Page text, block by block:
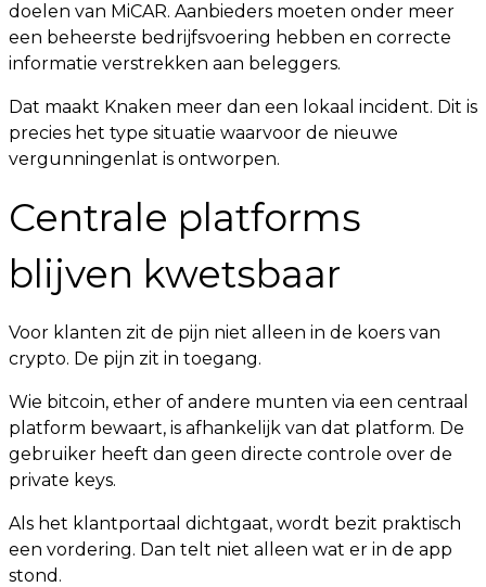
doelen van MiCAR. Aanbieders moeten onder meer
een beheerste bedrijfsvoering hebben en correcte
informatie verstrekken aan beleggers.
Dat maakt Knaken meer dan een lokaal incident. Dit is
precies het type situatie waarvoor de nieuwe
vergunningenlat is ontworpen.
Centrale platforms
blijven kwetsbaar
Voor klanten zit de pijn niet alleen in de koers van
crypto. De pijn zit in toegang.
Wie bitcoin, ether of andere munten via een centraal
platform bewaart, is afhankelijk van dat platform. De
gebruiker heeft dan geen directe controle over de
private keys.
Als het klantportaal dichtgaat, wordt bezit praktisch
een vordering. Dan telt niet alleen wat er in de app
stond.